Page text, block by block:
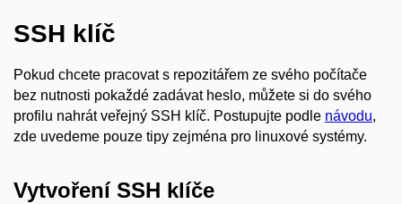
SSH klíč
Pokud chcete pracovat s repozitářem ze svého počítače
bez nutnosti pokaždé zadávat heslo, můžete si do svého
profilu nahrát veřejný SSH klíč. Postupujte podle návodu,
zde uvedeme pouze tipy zejména pro linuxové systémy.
Vytvoření SSH klíče